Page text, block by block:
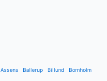
Assens Ballerup Billund Bornholm